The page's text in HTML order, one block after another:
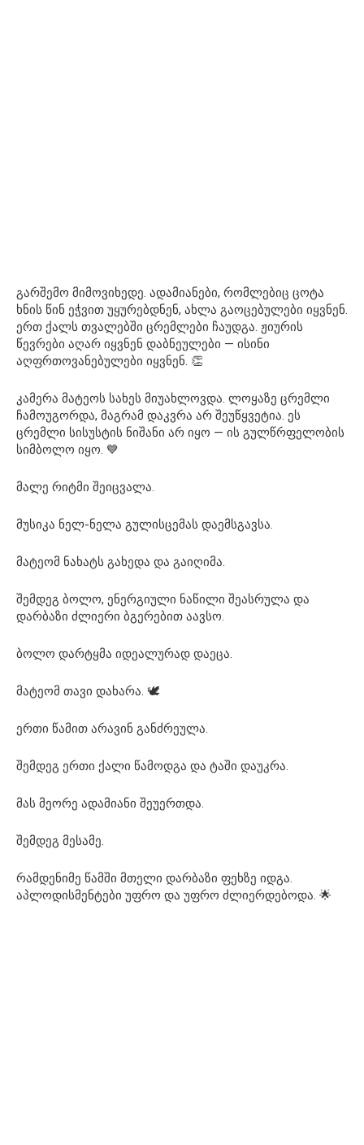
გარშემო მიმოვიხედე. ადამიანები, რომლებიც ცოტა
ხნის წინ ეჭვით უყურებდნენ, ახლა გაოცებულები იყვნენ.
ერთ ქალს თვალებში ცრემლები ჩაუდგა. ჟიურის
წევრები აღარ იყვნენ დაბნეულები — ისინი
აღფრთოვანებულები იყვნენ. 👏
კამერა მატეოს სახეს მიუახლოვდა. ლოყაზე ცრემლი
ჩამოუგორდა, მაგრამ დაკვრა არ შეუწყვეტია. ეს
ცრემლი სისუსტის ნიშანი არ იყო — ის გულწრფელობის
სიმბოლო იყო. 💙
მალე რიტმი შეიცვალა.
მუსიკა ნელ-ნელა გულისცემას დაემსგავსა.
მატეომ ნახატს გახედა და გაიღიმა.
შემდეგ ბოლო, ენერგიული ნაწილი შეასრულა და
დარბაზი ძლიერი ბგერებით აავსო.
ბოლო დარტყმა იდეალურად დაეცა.
მატეომ თავი დახარა. 🕊️
ერთი წამით არავინ განძრეულა.
შემდეგ ერთი ქალი წამოდგა და ტაში დაუკრა.
მას მეორე ადამიანი შეუერთდა.
შემდეგ მესამე.
რამდენიმე წამში მთელი დარბაზი ფეხზე იდგა.
აპლოდისმენტები უფრო და უფრო ძლიერდებოდა. 🌟